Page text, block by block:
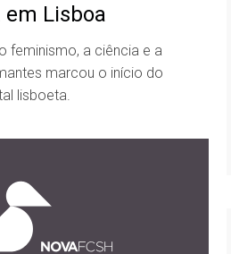
Lisboa
feminismo, a ciência e a
marcou o início do
lisboeta.